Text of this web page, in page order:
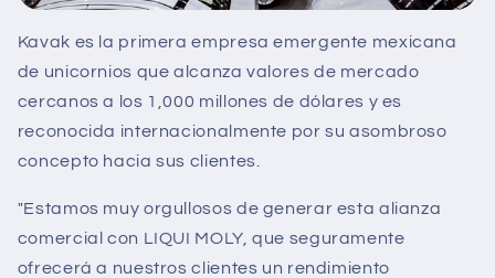
Kavak es la primera empresa emergente mexicana
de unicornios que alcanza valores de mercado
cercanos a los 1,000 millones de dólares y es
reconocida internacionalmente por su asombroso
concepto hacia sus clientes.
"Estamos muy orgullosos de generar esta alianza
comercial con LIQUI MOLY, que seguramente
ofrecerá a nuestros clientes un rendimiento